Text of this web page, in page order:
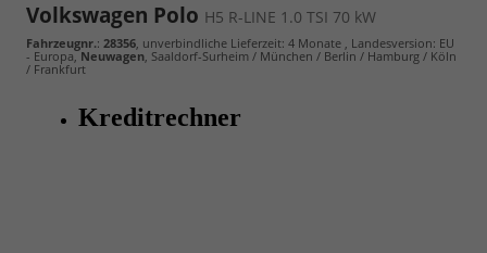
Volkswagen Polo H5 R-LINE 1.0 TSI 70 kW
Fahrzeugnr.: 28356, unverbindliche Lieferzeit: 4 Monate , Landesversion: EU
- Europa,Neuwagen, Saaldorf-Surheim / München / Berlin / Hamburg / Köln
/ Frankfurt